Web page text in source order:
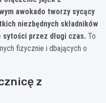
awokado tworzy sycący
niezbędnych składników
przez długi czas. To
fizycznie i dbających o
z